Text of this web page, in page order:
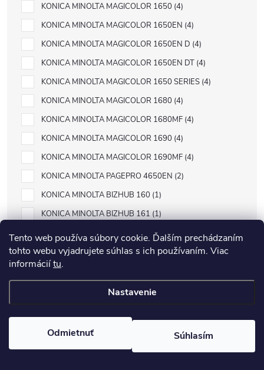
Tento web používa súbory cookie. Ďalším prechádzaním
tohto webu vyjadrujete súhlas s ich používaním. Viac
informáciítu.
Nastavenie
Odmietnuť Súhlasím
KONICA MINOLTA MAGICOLOR 1650 4
KONICA MINOLTA MAGICOLOR 1650EN 4
KONICA MINOLTA MAGICOLOR 1650EN D 4
KONICA MINOLTA MAGICOLOR 1650EN DT 4
KONICA MINOLTA MAGICOLOR 1650 SERIES 4
KONICA MINOLTA MAGICOLOR 1680 4
KONICA MINOLTA MAGICOLOR 1680MF 4
KONICA MINOLTA MAGICOLOR 1690 4
KONICA MINOLTA MAGICOLOR 1690MF 4
KONICA MINOLTA PAGEPRO 4650EN 2
KONICA MINOLTA BIZHUB 160 1
KONICA MINOLTA BIZHUB 161 1
KONICA MINOLTA DI1610
1
KONICA MINOLTA DI1610P 1
KONICA MINOLTA MAGICOLOR 2400
KONICA MINOLTA MAGICOLOR 2400 SERIES
KONICA MINOLTA MAGICOLOR 2430
KONICA MINOLTA MAGICOLOR 2430DL